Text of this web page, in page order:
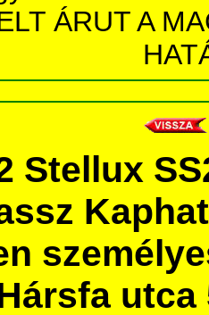
ÁRUT A
Stellux
utca